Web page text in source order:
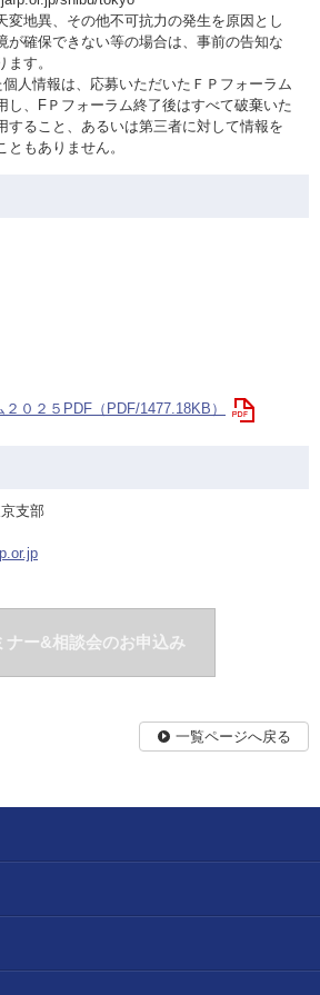
変地異、その他不可抗力の発生を原因とし
が確保できない等の場合は、事前の告知な
す。
人情報は、応募いただいたＦＰフォーラム
し、FＰフォーラム終了後はすべて破棄いた
すること、あるいは第三者に対して情報を
もありません。
０２５PDF（PDF/1477.18KB）
支部
ナー&相談会のお申込み
一覧ページへ戻る